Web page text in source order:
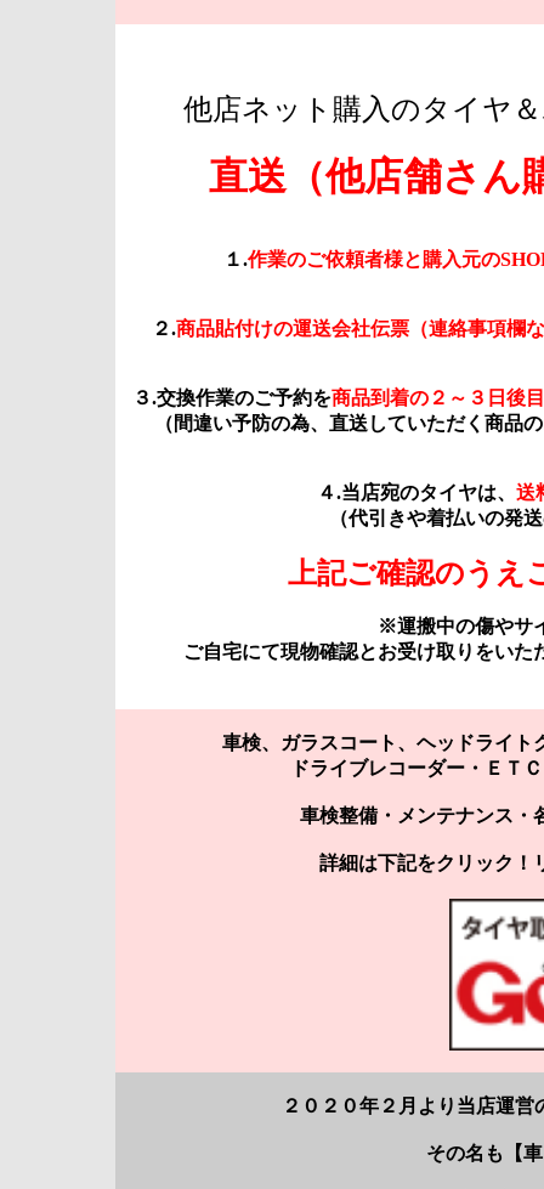
他店ネット購入のタイヤ
直送（他店舗さん
１.作業のご依頼者様と購入元の
２.商品貼付けの運送会社伝票（連絡事項欄
３.交換作業のご予約を商品到着の２～３日後
（間違い予防の為、直送していただく商品
４.当店宛のタイヤは、 送
（代引きや着払いの発
上記ご確認のうえ
※運搬中の傷やサ
ご自宅にて現物確認とお受け取りをい
車検、ガラスコート、ヘッドライト
ドライブレコーダー・ＥＴ
車検整備・メンテナンス・
詳細は下記をクリック！
２０２０年２月より当店運
その名も【